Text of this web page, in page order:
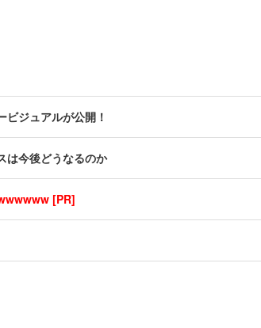
ビジュアルが公開！
は今後どうなるのか
[PR]